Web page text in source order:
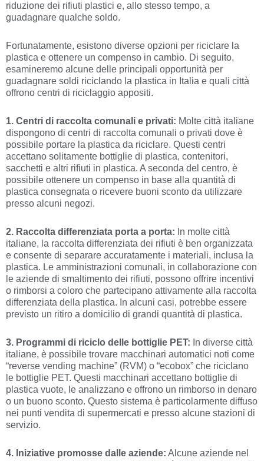
riduzione dei rifiuti plastici e, allo stesso tempo, a
guadagnare qualche soldo.
Fortunatamente, esistono diverse opzioni per riciclare la
plastica e ottenere un compenso in cambio. Di seguito,
esamineremo alcune delle principali opportunità per
guadagnare soldi riciclando la plastica in Italia e quali città
offrono centri di riciclaggio appositi.
1. Centri di raccolta comunali e privati: Molte città italiane
dispongono di centri di raccolta comunali o privati dove è
possibile portare la plastica da riciclare. Questi centri
accettano solitamente bottiglie di plastica, contenitori,
sacchetti e altri rifiuti in plastica. A seconda del centro, è
possibile ottenere un compenso in base alla quantità di
plastica consegnata o ricevere buoni sconto da utilizzare
presso alcuni negozi.
2. Raccolta differenziata porta a porta: In molte città
italiane, la raccolta differenziata dei rifiuti è ben organizzata
e consente di separare accuratamente i materiali, inclusa la
plastica. Le amministrazioni comunali, in collaborazione con
le aziende di smaltimento dei rifiuti, possono offrire incentivi
o rimborsi a coloro che partecipano attivamente alla raccolta
differenziata della plastica. In alcuni casi, potrebbe essere
previsto un ritiro a domicilio di grandi quantità di plastica.
3. Programmi di riciclo delle bottiglie PET: In diverse città
italiane, è possibile trovare macchinari automatici noti come
“reverse vending machine” (RVM) o “ecobox” che riciclano
le bottiglie PET. Questi macchinari accettano bottiglie di
plastica vuote, le analizzano e offrono un rimborso in denaro
o un buono sconto. Questo sistema è particolarmente diffuso
nei punti vendita di supermercati e presso alcune stazioni di
servizio.
4. Iniziative promosse dalle aziende: Alcune aziende nel